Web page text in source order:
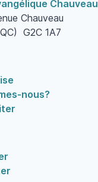
Chauveau
Chauveau
G2C 1A7
nous?